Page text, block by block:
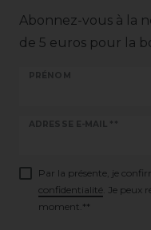
Abonnez-vous à la
de 5 euros pour la
PRÉNOM
ADRESSE E-MAIL **
Par la présente, je
confidentialité . Je
moment.**